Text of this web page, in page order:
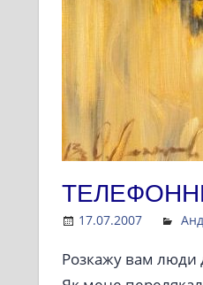
17.07.2007
Розкажу вам люди